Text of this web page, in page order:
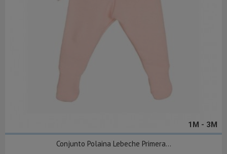
1M - 3M
Conjunto Polaina Lebeche Primera...